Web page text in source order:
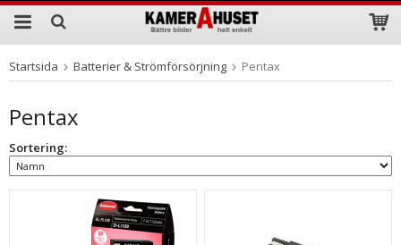
Produkten har blivit tillagd i varukorgen
Startsida Batterier & Strömförsörjning Pentax
Pentax
Sortering: